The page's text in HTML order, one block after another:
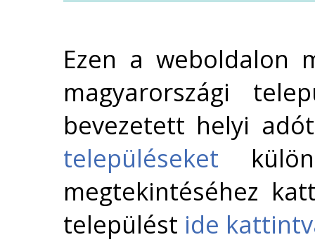
Ezen a weboldalon
magyarországi
bevezetett helyi
településeket
megtekintéséhez
települést ide